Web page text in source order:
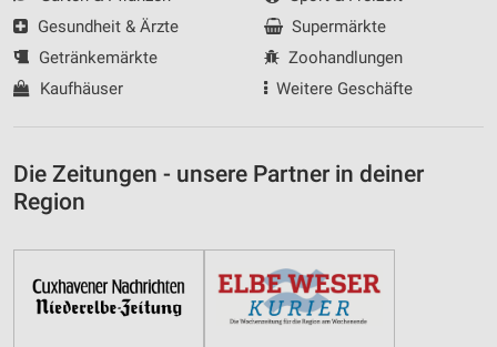
Gesundheit & Ärzte
Getränkemärkte
Kaufhäuser
Supermärkte
Zoohandlungen
Weitere Geschäfte
Die Zeitungen - unsere Partner in deiner
Region